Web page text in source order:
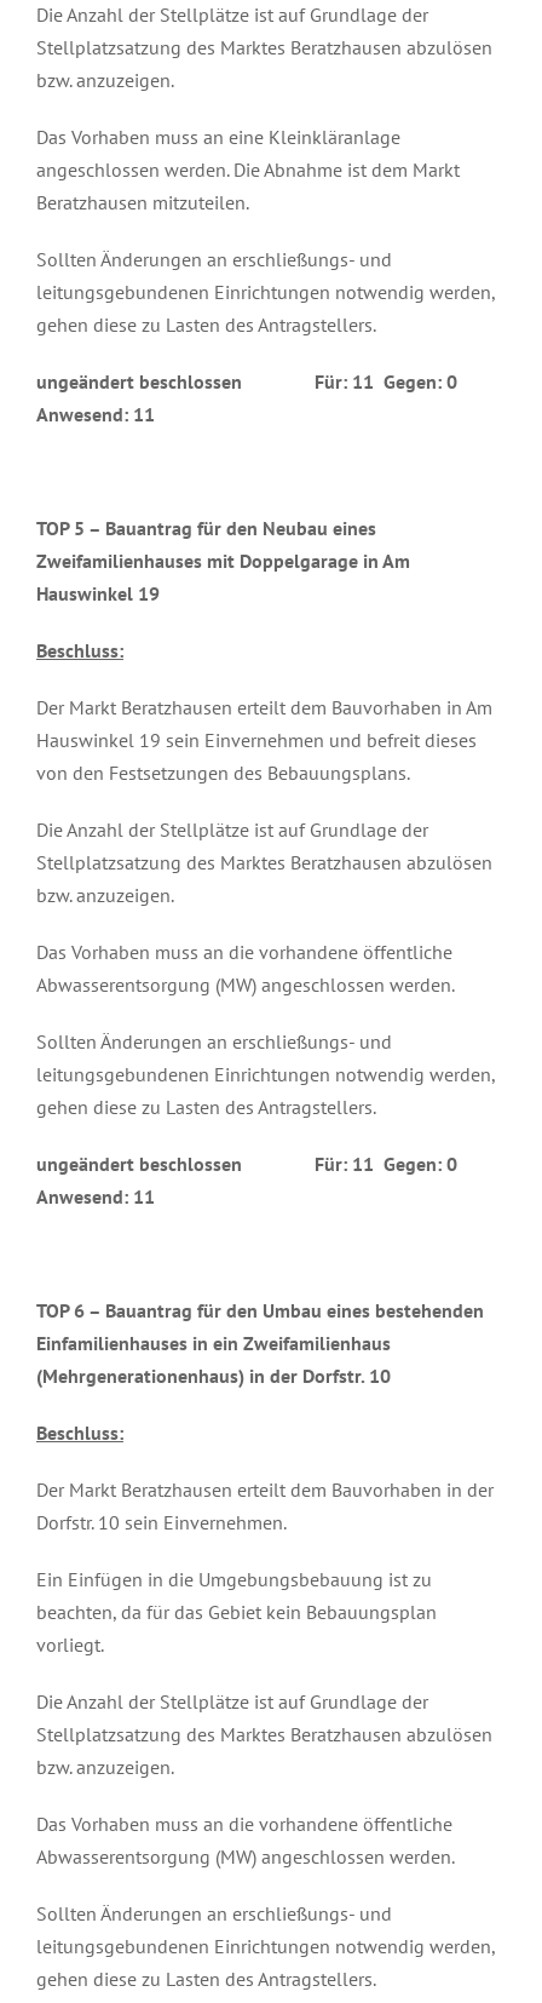
Die Anzahl der Stellplätze ist auf Grundlage der
Stellplatzsatzung des Marktes Beratzhausen abzulösen
bzw. anzuzeigen.
Das Vorhaben muss an eine Kleinkläranlage
angeschlossen werden. Die Abnahme ist dem Markt
Beratzhausen mitzuteilen.
Sollten Änderungen an erschließungs- und
leitungsgebundenen Einrichtungen notwendig werden,
gehen diese zu Lasten des Antragstellers.
ungeändert beschlossen Für: 11 Gegen: 0
Anwesend: 11
TOP 5 – Bauantrag für den Neubau eines
Zweifamilienhauses mit Doppelgarage in Am
Hauswinkel 19
Beschluss:
Der Markt Beratzhausen erteilt dem Bauvorhaben in Am
Hauswinkel 19 sein Einvernehmen und befreit dieses
von den Festsetzungen des Bebauungsplans.
Die Anzahl der Stellplätze ist auf Grundlage der
Stellplatzsatzung des Marktes Beratzhausen abzulösen
bzw. anzuzeigen.
Das Vorhaben muss an die vorhandene öffentliche
Abwasserentsorgung (MW) angeschlossen werden.
Sollten Änderungen an erschließungs- und
leitungsgebundenen Einrichtungen notwendig werden,
gehen diese zu Lasten des Antragstellers.
ungeändert beschlossen Für: 11 Gegen: 0
Anwesend: 11
TOP 6 – Bauantrag für den Umbau eines bestehenden
Einfamilienhauses in ein Zweifamilienhaus
(Mehrgenerationenhaus) in der Dorfstr. 10
Beschluss:
Der Markt Beratzhausen erteilt dem Bauvorhaben in der
Dorfstr. 10 sein Einvernehmen.
Ein Einfügen in die Umgebungsbebauung ist zu
beachten, da für das Gebiet kein Bebauungsplan
vorliegt.
Die Anzahl der Stellplätze ist auf Grundlage der
Stellplatzsatzung des Marktes Beratzhausen abzulösen
bzw. anzuzeigen.
Das Vorhaben muss an die vorhandene öffentliche
Abwasserentsorgung (MW) angeschlossen werden.
Sollten Änderungen an erschließungs- und
leitungsgebundenen Einrichtungen notwendig werden,
gehen diese zu Lasten des Antragstellers.